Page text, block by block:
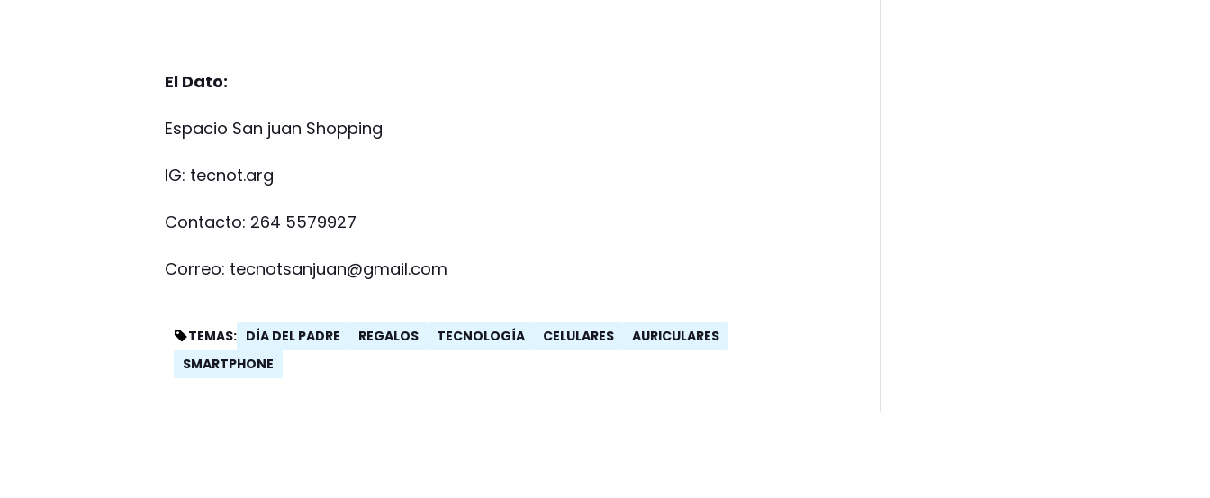
El Dato:
Espacio San juan Shopping
IG: tecnot.arg
Contacto: 264 5579927
Correo: tecnotsanjuan@gmail.com
TEMAS: DÍA DEL PADRE REGALOS TECNOLOGÍA CELULARES
AURICULARES
SMARTPHONE